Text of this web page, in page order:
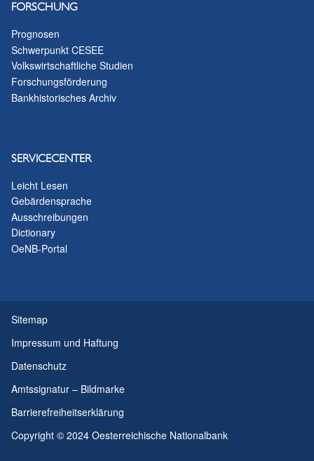
FORSCHUNG
Prognosen
Schwerpunkt CESEE
Volkswirtschaftliche Studien
Forschungsförderung
Bankhistorisches Archiv
SERVICECENTER
Leicht Lesen
Gebärdensprache
Ausschreibungen
Dictionary
OeNB-Portal
Sitemap
Impressum und Haftung
Datenschutz
Amtssignatur – Bildmarke
Barrierefreiheitserklärung
Copyright © 2024 Oesterreichische Nationalbank